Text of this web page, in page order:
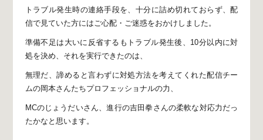
トラブル発生時の連絡手段を、十分に詰め切れておらず、配
信で見ていた方にはご心配・ご迷惑をおかけしました。
準備不足は大いに反省するもトラブル発生後、 10分以内に対
処を決め、それを実行できたのは、
無理だ、諦めると言わずに対処方法を考えてくれた配信チー
ムの岡本さんたちプロフェッショナルの力、
MCのじょうだいさん、進行の吉田拳さんの柔軟な対応力だっ
たかなと思います。